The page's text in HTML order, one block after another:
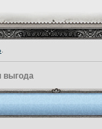
выгода